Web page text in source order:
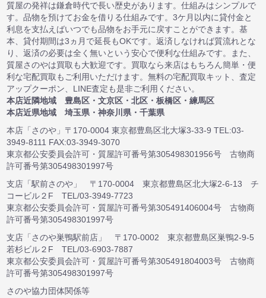
質屋の発祥は鎌倉時代で長い歴史があります。仕組みはシンプルで
す。品物を預けてお金を借りる仕組みです。3ケ月以内に貸付金と
利息を支払えばいつでも品物をお手元に戻すことができます。基
本、貸付期間は3ヵ月で延長もOKです。返済しなければ質流れとな
り、返済の必要は全く無いという安心で便利な仕組みです。また、
質屋さのやは買取も大歓迎です。買取なら来店はもちろん簡単・便
利な宅配買取もご利用いただけます。無料の宅配買取キット、査定
アップクーポン、LINE査定も是非ご利用ください。
本店近隣地域 豊島区・文京区・北区・板橋区・練馬区
本店近県地域 埼玉県・神奈川県・千葉県
本店「さのや」〒170-0004 東京都豊島区北大塚3-33-9 TEL:03-
3949-8111 FAX:03-3949-3070
東京都公安委員会許可・質屋許可番号第305498301956号 古物商
許可番号第305498301997号
支店「駅前さのや」 〒170-0004 東京都豊島区北大塚2-6-13 チ
コービル２F TEL/03-3949-7723
東京都公安委員会許可・質屋許可番号第305491406004号 古物商
許可番号第305498301997号
支店「さのや巣鴨駅前店」 〒170-0002 東京都豊島区巣鴨2-9-5
若杉ビル２F TEL/03-6903-7887
東京都公安委員会許可・質屋許可番号第305491804003号 古物商
許可番号第305498301997号
さのや協力団体関係等